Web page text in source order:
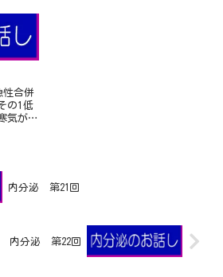
通に、
わるの
性合併
の1低
気がす
内分泌 第21回
内分泌 第22回